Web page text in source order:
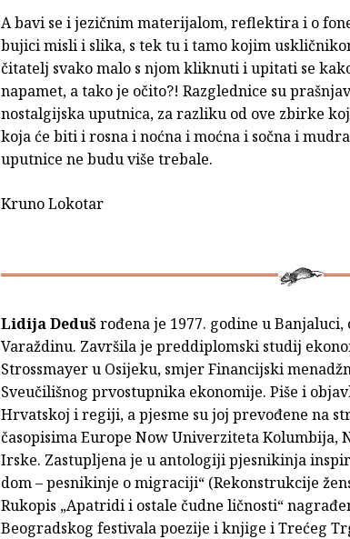
A bavi se i jezičnim materijalom, reflektira i o
bujici misli i slika, s tek tu i tamo kojim
čitatelj svako malo s njom kliknuti i upitati se
napamet, a tako je očito?! Razglednice su
nostalgijska uputnica, za razliku od ove zbirke
koja će biti i rosna i noćna i moćna i sočna i
uputnice ne budu više trebale.
Kruno Lokotar
Lidija Dedušrođena je 1977. godine u
Varaždinu. Završila je preddiplomski studij
Strossmayer u Osijeku, smjer Financijski
Sveučilišnog prvostupnika ekonomije. Piše i
Hrvatskoj i regiji, a pjesme su joj prevođene na
časopisima Europe Now Univerziteta Kolumbija,
Irske. Zastupljena je u antologiji pjesnikinja
dom – pesnikinje o migraciji“ (Rekonstrukcije
Rukopis „Apatridi i ostale čudne ličnosti“
Beogradskog festivala poezije i knjige i Trećeg